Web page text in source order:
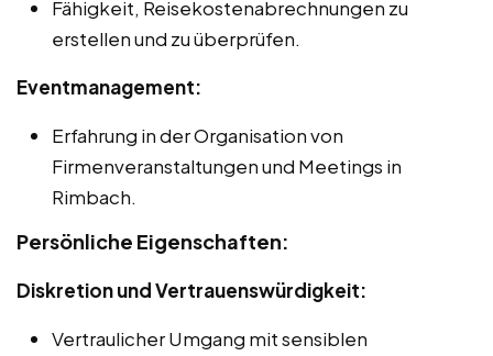
Fähigkeit, Reisekostenabrechnungen zu
erstellen und zu überprüfen.
Eventmanagement:
Erfahrung in der Organisation von
Firmenveranstaltungen und Meetings in
Rimbach.
Persönliche Eigenschaften:
Diskretion und Vertrauenswürdigkeit:
Vertraulicher Umgang mit sensiblen